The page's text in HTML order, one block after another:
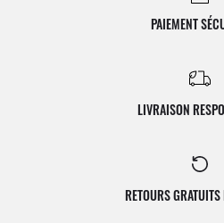
PAIEMENT
LIVRAISON
RETOURS GRATUITS